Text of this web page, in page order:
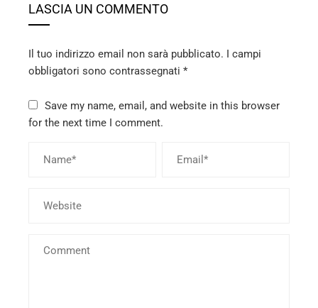
LASCIA UN COMMENTO
Il tuo indirizzo email non sarà pubblicato. I campi
obbligatori sono contrassegnati *
Save my name, email, and website in this browser
for the next time I comment.